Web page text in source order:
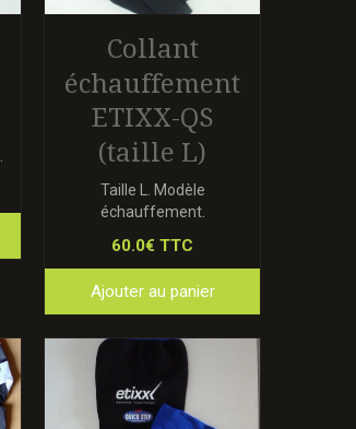
Collant
échauffement
ETIXX-QS
(taille L)
Taille L. Modèle
échauffement.
60.0€ TTC
Ajouter au panier